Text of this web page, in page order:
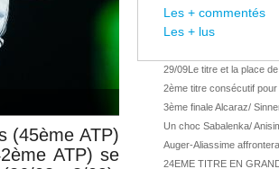
(45ème ATP)
ATP) se
ATP Wash.
WTA Wash. Eala
ATP Wash. De Minaur
ATP Los Cabos 1ère 1/
WTA Washington
Les + commentés
Les + lus
29/09Le titre et la place de
2ème titre consécutif pour
3ème finale Alcaraz/
Un choc Sabalenka/
Auger-Aliassime affrontera
24EME TITRE EN